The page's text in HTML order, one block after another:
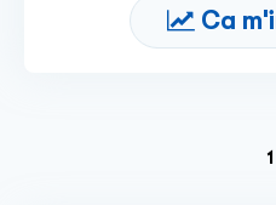
Ca
1